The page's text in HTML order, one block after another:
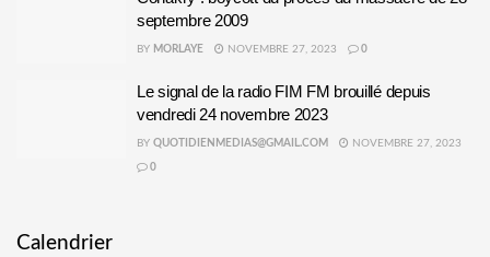
septembre 2009
BY MORLAYE NOVEMBRE 27, 2023 0
Le signal de la radio FIM FM brouillé depuis
vendredi 24 novembre 2023
BY QUOTIDIENMEDIAS@GMAIL.COM NOVEMBRE 27, 2023
0
Calendrier